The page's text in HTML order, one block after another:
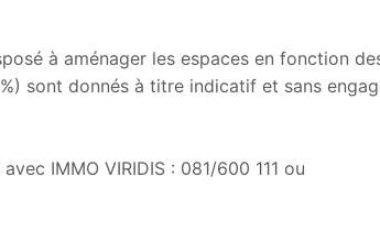
à aménager les espaces en fonction
sont donnés à titre indicatif et sans
IMMO VIRIDIS : 081/600 111 ou